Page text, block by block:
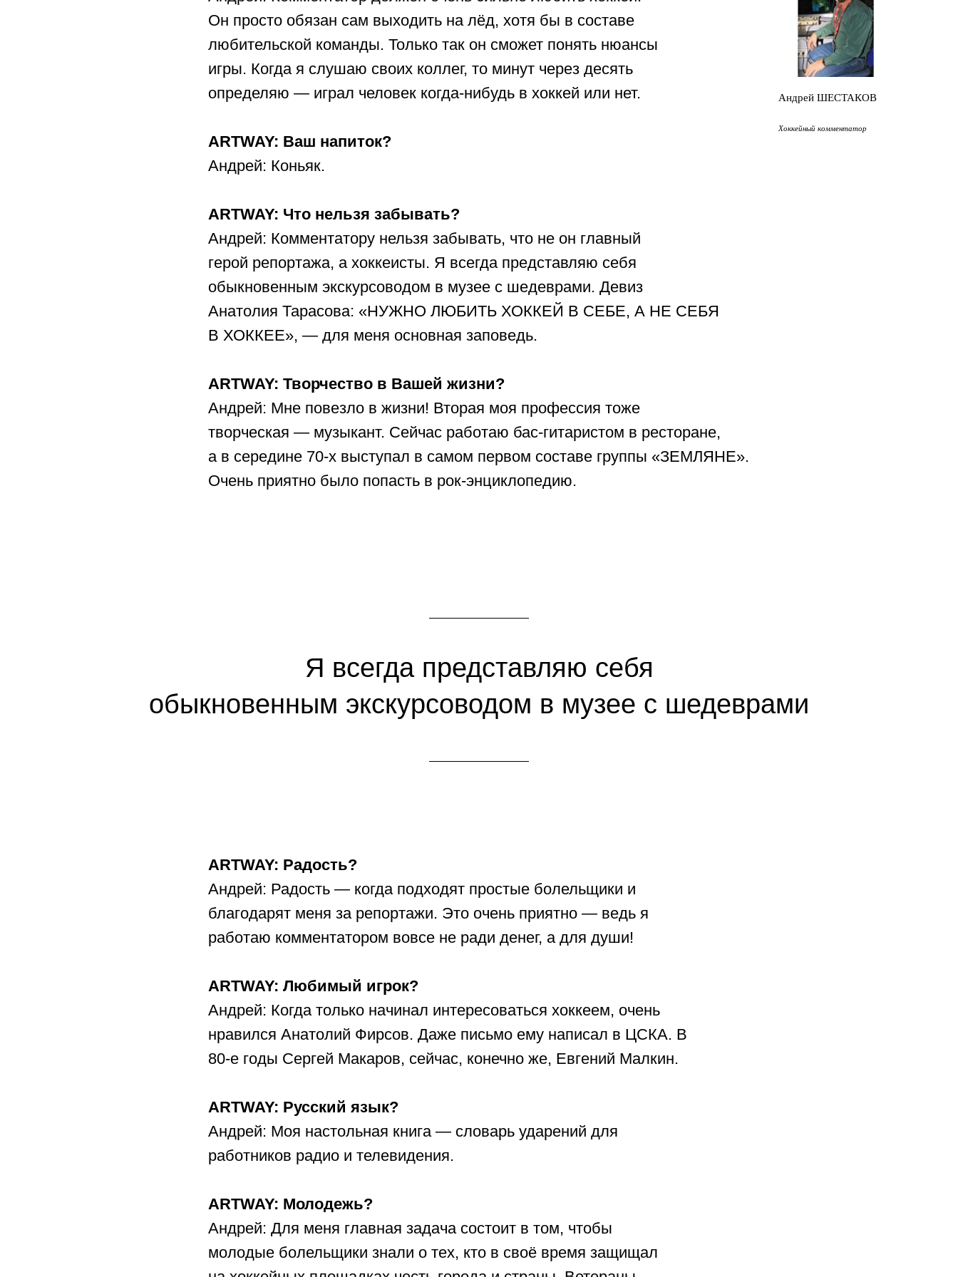
Он просто обязан сам выходить на лёд, хотя бы в составе
любительской команды. Только так он сможет понять нюансы
игры. Когда я слушаю своих коллег, то минут через десять
определяю — играл человек когда-нибудь в хоккей или нет.
ARTWAY: Ваш напиток?
Андрей: Коньяк.
ARTWAY: Что нельзя забывать?
Андрей: Комментатору нельзя забывать, что не он главный
герой репортажа, а хоккеисты. Я всегда представляю себя
обыкновенным экскурсоводом в музее с шедеврами. Девиз
Анатолия Тарасова: «НУЖНО ЛЮБИТЬ ХОККЕЙ В СЕБЕ, А НЕ СЕБЯ
В ХОККЕЕ», — для меня основная заповедь.
ARTWAY: Творчество в Вашей жизни?
Андрей: Мне повезло в жизни! Вторая моя профессия тоже
творческая — музыкант. Сейчас работаю бас-гитаристом в ресторане,
а в середине 70-х выступал в самом первом составе группы «ЗЕМЛЯНЕ».
Очень приятно было попасть в рок-энциклопедию.
Андрей ШЕСТАКОВ
Хоккейный комментатор
Я всегда представляю себя
обыкновенным экскурсоводом в музее с шедеврами
ARTWAY: Радость?
Андрей: Радость — когда подходят простые болельщики и
благодарят меня за репортажи. Это очень приятно — ведь я
работаю комментатором вовсе не ради денег, а для души!
ARTWAY: Любимый игрок?
Андрей: Когда только начинал интересоваться хоккеем, очень
нравился Анатолий Фирсов. Даже письмо ему написал в ЦСКА. В
80-е годы Сергей Макаров, сейчас, конечно же, Евгений Малкин.
ARTWAY: Русский язык?
Андрей: Моя настольная книга — словарь ударений для
работников радио и телевидения.
ARTWAY: Молодежь?
Андрей: Для меня главная задача состоит в том, чтобы
молодые болельщики знали о тех, кто в своё время защищал